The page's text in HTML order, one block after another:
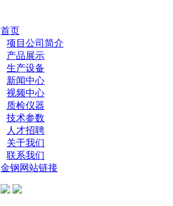
首页
项目公司简介
产品展示
生产设备
新闻中心
视频中心
质检仪器
技术参数
人才招聘
关于我们
联系我们
金钢网站链接